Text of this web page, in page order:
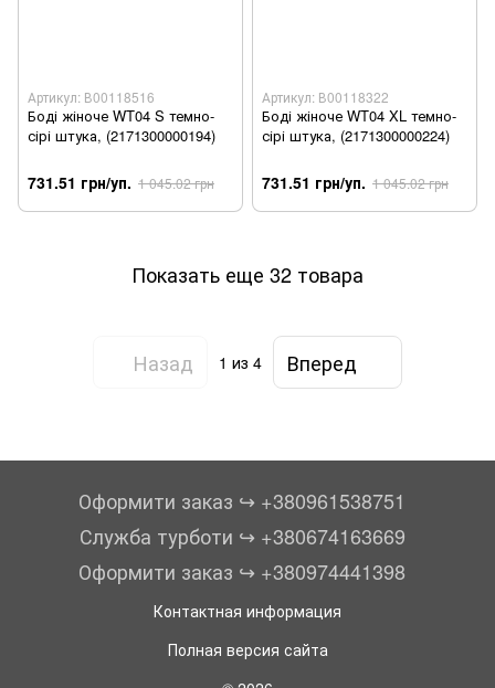
Артикул: В00118516
Боді жіноче WT04 S темно-
сірі штука, (2171300000194)
731.51 грн/уп. 1 045.02 грн
Артикул: В00118322
Боді жіноче WT04 XL темно-
сірі штука, (2171300000224)
731.51 грн/уп. 1 045.02 грн
Показать еще 32 товара
Назад 1 из 4 Вперед
Оформити заказ ↪︎ +380961538751
Служба турботи ↪︎ +380674163669
Оформити заказ ↪︎ +380974441398
Контактная информация
Полная версия сайта